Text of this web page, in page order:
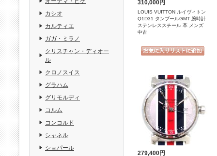
310,000円
LOUIS VUITTON ルイヴィトン
Q1D31 タンブールGMT 腕時計
ステンレススチール 革 メンズ
中古
279,400円
カシオ
カルティエ
ガガ・ミラノ
クリスチャン・ディオー
ル
クロノスイス
グラハム
グリモルディ
コルム
コンコルド
シャネル
ショパール